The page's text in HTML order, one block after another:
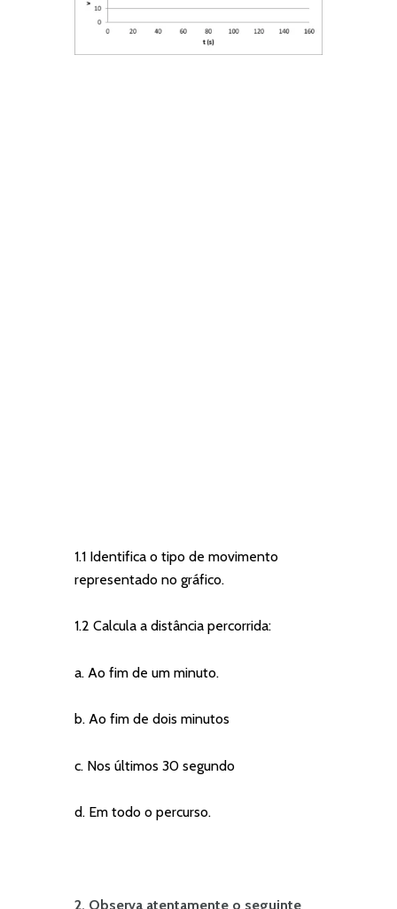
1.1 Identifica o tipo de movimento
representado no gráfico.
1.2 Calcula a distância percorrida:
a. Ao fim de um minuto.
b. Ao fim de dois minutos
c. Nos últimos 30 segundo
d. Em todo o percurso.
2. Observa atentamente o seguinte